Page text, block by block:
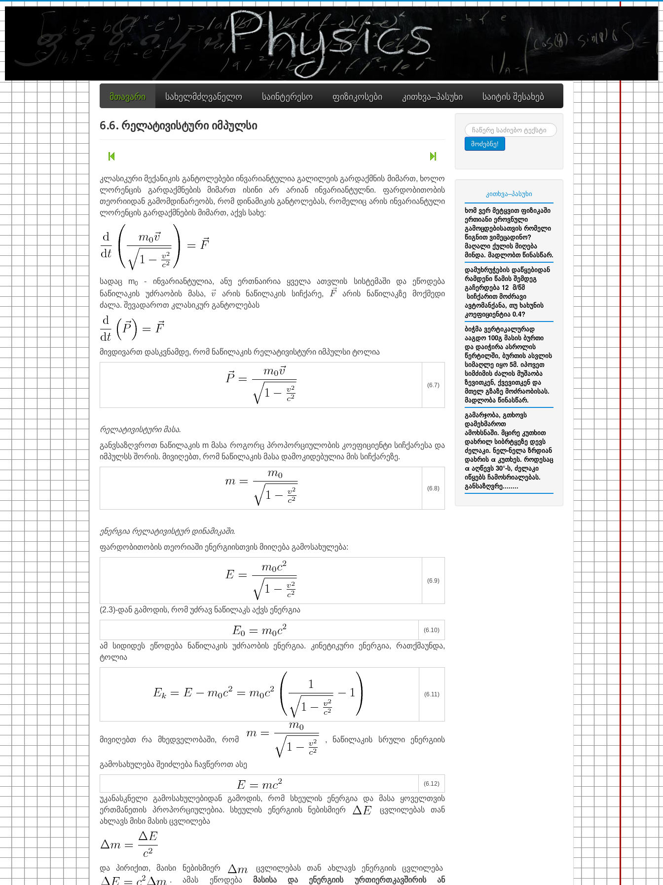
მთავარი სახელმძღვანელო საინტერესო ფიზიკოსები კითხვა–პასუხი საიტის შესახებ
6.6. რელატივისტური იმპულსი
კლასიკური მექანიკის განტოლებები ინვარიანტულია გალილეის გარდაქმნის მიმართ, ხოლო
ლორენცის გარდაქმნების მიმართ ისინი არ არიან ინვარიანტულნი. ფარდობითობის
თეორიიდან გამომდინარეობს, რომ დინამიკის განტოლებას, რომელიც არის ინვარიანტული
ლორენცის გარდაქმნების მიმართ, აქვს სახე:
სადაც m0
- ინვარიანტულია, ანუ ერთნაირია ყველა ათვლის სისტემაში და ეწოდება
ნაწილაკის უძრაობის მასა,→
v
v →
არის ნაწილაკის სიჩქარე, →
F
F→
არის ნაწილაკზე მოქმედი
ძალა. შევადაროთ კლასიკურ განტოლებას
მივდივართ დასკვნამდე, რომ ნაწილაკის რელატივისტური იმპულსი ტოლია
(6.7)
რელატივისტური მასა.
განვსაზღვროთ ნაწილაკის m მასა როგორც პროპორციულობის კოეფიციენტი სიჩქარესა და
იმპულსს შორის. მივიღებთ, რომ ნაწილაკის მასა დამოკიდებულია მის სიჩქარეზე.
(6.8)
ენერგია რელატივისტურ დინამიკაში.
ფარდობითობის თეორიაში ენერგიისთვის მიიღება გამოსახულება:
(6.9)
(2.3)-დან გამოდის, რომ უძრავ ნაწილაკს აქვს ენერგია
(6.10)
ამ სიდიდეს ეწოდება ნაწილაკის უძრაობის ენერგია. კინეტიკური ენერგია, რათქმაუნდა,
ტოლია
(6.11)
მივიღებთ რა მხედველობაში, რომ , ნაწილაკის სრული ენერგიის
გამოსახულება შეიძლება ჩავწეროთ ასე
(6.12)
უკანასკნელი გამოსახულებიდან გამოდის, რომ სხეულის ენერგია და მასა ყოველთვის
ერთმანეთის პროპორციულებია. სხეულის ენერგიის ნებისმიერ
ცვლილებას თან
ახლავს მისი მასის ცვლილება
და პირიქით, მაისი ნებისმიერ
ცვლილებას თან ახლავს ენერგიის ცვლილება
. ამას ეწოდება მასისა და ენერგიის ურთიერთკავშირის ან
ძიება
მოძებნე!
კითხვა–პასუხი
ხომ ვერ მეტყვით ფიზიკაში
ერთიანი ეროვნული
გამოცდებისათვის რომელი
წიგნით ვიმეცადინო?
მაღალი ქულის მიღება
მინდა. მადლობთ წინასწარ.
დამუხრუჭების დაწყებიდან
რამდენი წამის შემდეგ
გაჩერდება 12 მ/წმ
სიჩქარით მოძრავი
ავტომანქანა, თუ ხახუნის
კოეფიციენტია 0.4?
ბიჭმა ვერტიკალურად
ააგდო 100გ მასის ბურთი
და დაიჭირა ასროლის
წერტილში, ბურთის ასვლის
სიმაღლე იყო 5მ. იპოვეთ
სიმძიმის ძალის მუშაობა
ზევითკენ, ქვევითკენ და
მთელ გზაზე მოძრაობისას.
მადლობა წინასწარ.
გამარჯობა, გთხოვს
დამეხმაროთ
ამოხსნაში. მცირე კუთხით
დახრილ სიბრტყეზე დევს
ძელაკი. ნელ-ნელა ზრდიან
დახრის α კუთხეს. როდესაც
α აღწევს 30°-ს, ძელაკი
იწყებს ჩამოსრიალებას.
განსაზღვრე........